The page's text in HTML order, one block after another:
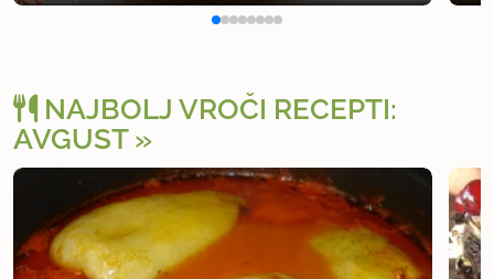
NAJBOLJ VROČI RECEPTI:
AVGUST